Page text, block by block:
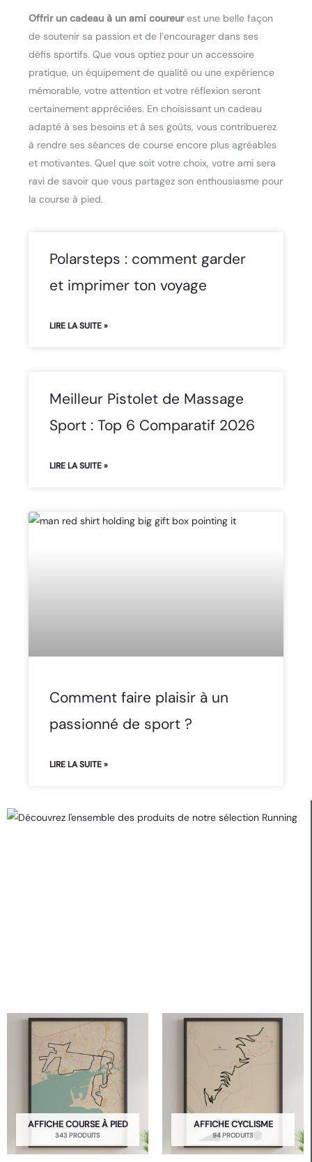
Offrir un cadeau à un ami coureurest une belle façon
de soutenir sa passion et de l’encourager dans ses
défis sportifs. Que vous optiez pour un accessoire
pratique, un équipement de qualité ou une expérience
mémorable, votre attention et votre réflexion seront
certainement appréciées. En choisissant un cadeau
adapté à ses besoins et à ses goûts, vous contribuerez
à rendre ses séances de course encore plus agréables
et motivantes. Quel que soit votre choix, votre ami sera
ravi de savoir que vous partagez son enthousiasme pour
la course à pied.
Polarsteps : comment garder
et imprimer ton voyage
LIRE LA SUITE »
Meilleur Pistolet de Massage
Sport : Top 6 Comparatif 2026
LIRE LA SUITE »
Comment faire plaisir à un
passionné de sport ?
LIRE LA SUITE »
AFFICHE COURSE À PIED
343 PRODUITS
AFFICHE CYCLISME
94 PRODUITS